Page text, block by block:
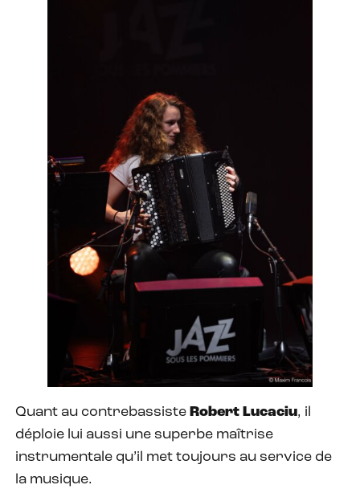
Quant au contrebassiste Robert Lucaciu, il
déploie lui aussi une superbe maîtrise
instrumentale qu’il met toujours au service de
la musique.